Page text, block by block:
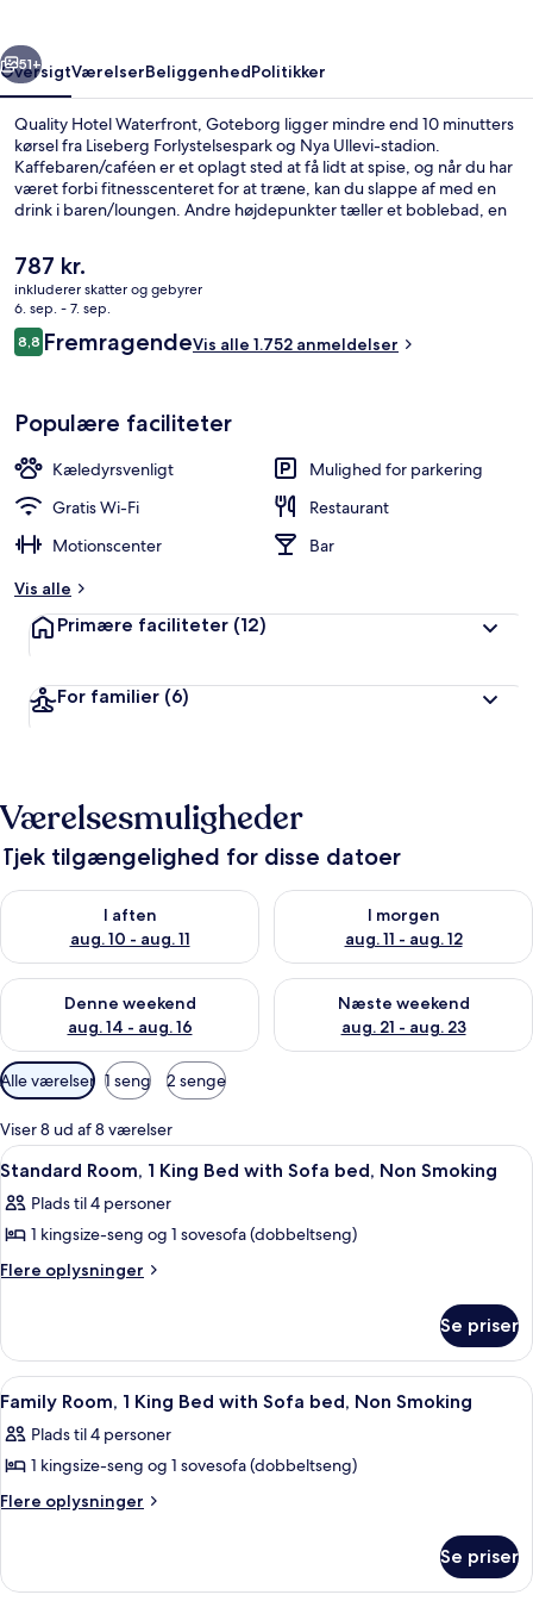
Næste
51+
OversigtVærelserBeliggenhedPolitikker
Quality Hotel Waterfront, Goteborg ligger mindre end 10 minutters
kørsel fra Liseberg Forlystelsespark og Nya Ullevi-stadion.
Kaffebaren/caféen er et oplagt sted at få lidt at spise, og når du har
været forbi fitnesscenteret for at træne, kan du slappe af med en
drink i baren/loungen. Andre højdepunkter tæller et boblebad, en
personale og morgenmad. Overnatningsstedet ligger kun en kort
gåtur fra offentlig transport: Vagnhallen Majorna Sporvognsstation
ligger 5 minutter væk og Jaegerdorffsplatsen Sporvognsstation
ligger 7 minutter derfra.
Den
nuværende
pris
er
787 kr.
787 kr.
inkluderer skatter og gebyrer
6. sep. - 7. sep.
Anmeldelser
8,88,8 ud af 10.
FremragendeVis alle 1.752 anmeldelser
Populære faciliteter
Kæledyrsvenligt
Mulighed for parkering
Gratis Wi-Fi
Restaurant
Motionscenter
Bar
Vis alle
Primære faciliteter (12)
For familier (6)
Værelsesmuligheder
Tjek tilgængelighed for disse datoer
I aften
aug. 10 - aug. 11
Tjek tilgængelighed for i aften aug. 10 - aug. 11
I morgen
aug. 11 - aug. 12
Tjek tilgængelighed for i
Denne weekend
aug. 14 - aug. 16
Tjek tilgængelighed for denne weekend aug. 14 - aug. 16
Næste weekend
aug. 21 - aug. 23
Tjek tilgængelighed for næste
Tilgængelige
filtre
for
værelser
Alle værelser 1 seng 2 senge
Viser 8 ud af 8 værelser
Indlæs
alle
billeder
af
Standard
King
Bed
with
Sofa
bed,
Smoking
Et hotelværelse med en stor seng,
7
Standard Room, 1 King Bed with Sofa bed, Non Smoking
Plads til 4 personer
1 kingsize-seng og 1 sovesofa (dobbeltseng)
Flere oplysninger
Flere
Room,
King
with
Sofa
Non
Se priser
Indlæs
alle
billeder
af
Family
King
Et hotelværelse med en seng, et
6
Family Room, 1 King Bed with Sofa bed, Non Smoking
Plads til 4 personer
1 kingsize-seng og 1 sovesofa (dobbeltseng)
Flere oplysninger
Flere
Room,
Se priser